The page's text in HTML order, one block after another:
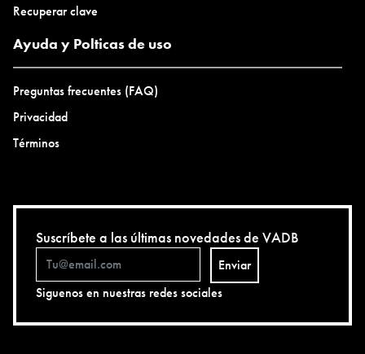
Recuperar clave
Ayuda y Polticas de uso
Preguntas frecuentes (FAQ)
Privacidad
Términos
Suscríbete a las últimas novedades de VADB
Enviar
Siguenos en nuestras redes sociales